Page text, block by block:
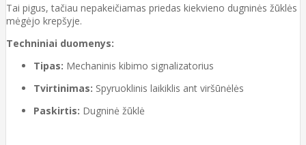
Tai pigus, tačiau nepakeičiamas priedas kiekvieno dugninės žūklės
mėgėjo krepšyje.
Techniniai duomenys:
Tipas: Mechaninis kibimo signalizatorius
Tvirtinimas: Spyruoklinis laikiklis ant viršūnėlės
Paskirtis: Dugninė žūklė